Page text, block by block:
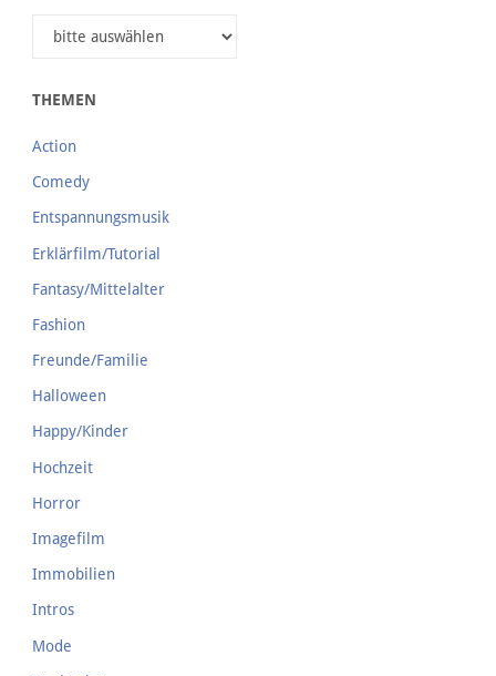
THEMEN
Action
Comedy
Entspannungsmusik
Erklärfilm/Tutorial
Fantasy/Mittelalter
Fashion
Freunde/Familie
Halloween
Happy/Kinder
Hochzeit
Horror
Imagefilm
Immobilien
Intros
Mode